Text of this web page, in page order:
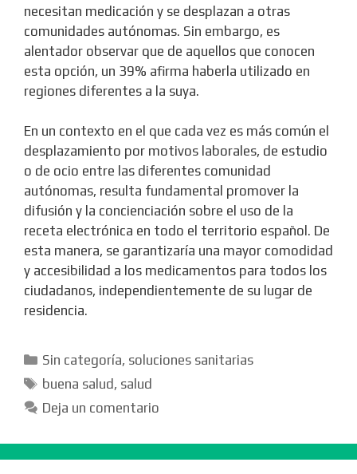
necesitan medicación y se desplazan a otras
comunidades autónomas. Sin embargo, es
alentador observar que de aquellos que conocen
esta opción, un 39% afirma haberla utilizado en
regiones diferentes a la suya.
En un contexto en el que cada vez es más común el
desplazamiento por motivos laborales, de estudio
o de ocio entre las diferentes comunidad
autónomas, resulta fundamental promover la
difusión y la concienciación sobre el uso de la
receta electrónica en todo el territorio español. De
esta manera, se garantizaría una mayor comodidad
y accesibilidad a los medicamentos para todos los
ciudadanos, independientemente de su lugar de
residencia.
Categorías
Sin categoría, soluciones sanitarias
Etiquetas
buena salud , salud
Deja un comentario